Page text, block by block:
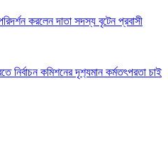
করলেন দাতা সদস্য বৃটেন প্রবাসী
নির্বাচন কমিশনের দৃশ‍্যমান কর্মতৎপরতা চাই